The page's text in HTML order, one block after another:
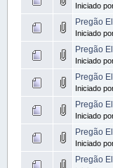
Iniciado
Pregão
Iniciado
Pregão
Iniciado
Pregão
Iniciado
Pregão
Iniciado
Pregão
Iniciado
Pregão